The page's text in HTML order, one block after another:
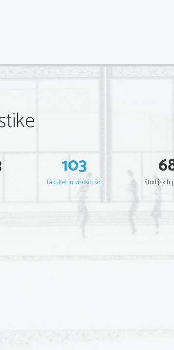
103
fakultet in visokih šol študijskih